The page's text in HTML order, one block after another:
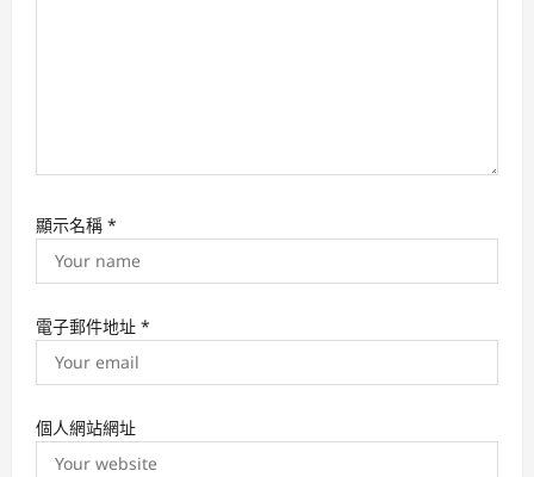
顯示名稱 *
電子郵件地址 *
個人網站網址